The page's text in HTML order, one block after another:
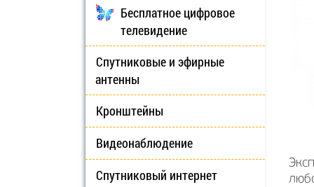
Бесплатное цифровое
телевидение
Спутниковые и эфирные
антенны
Кронштейны
Видеонаблюдение
Спутниковый интернет